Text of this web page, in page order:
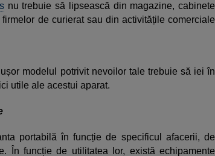
nu trebuie să lipsească din magazine, cabinete
de curierat sau din activitățile comerciale
modelul potrivit nevoilor tale trebuie să iei în
utile ale acestui aparat.
portabilă în funcție de specificul afacerii, de
În funcție de utilitatea lor, există echipamente